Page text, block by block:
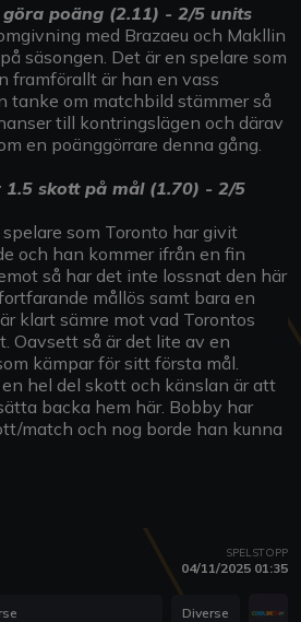
poäng (2.11) - 2/5 units
med Brazaeu och Makllin
säsongen. Det är en spelare som
framförallt är han en vass
tanke om matchbild stämmer så
till kontringslägen och därav
en poänggörrare denna gång.
1.5 skott på mål (1.70) - 2/5
som Toronto har givit
och han kommer ifrån en fin
så har det inte lossnat den här
mållös samt bara en
klart sämre mot vad Torontos
Oavsett så är det lite av en
kämpar för sitt första mål.
hel del skott och känslan är att
backa hem här. Bobby har
match och nog borde han kunna
SPELSTOPP
04/11/2025 01:35
Diverse